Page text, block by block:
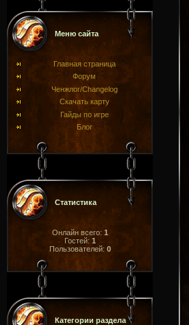
Меню сайта
Главная страница
Форум
Ченжлог/Changelog
Скачать карту
Гайды по игре
Блог
Статистика
Онлайн всего: 1
Гостей: 1
Пользователей: 0
Категории раздела